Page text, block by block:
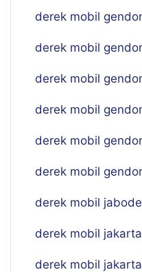
derek mobil
derek mobil
derek mobil
derek mobil
derek mobil
derek mobil
derek mobil
derek mobil
derek mobil